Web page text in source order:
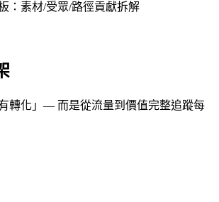
：素材/受眾/路徑貢獻拆解
轉化」— 而是從流量到價值完整追蹤每